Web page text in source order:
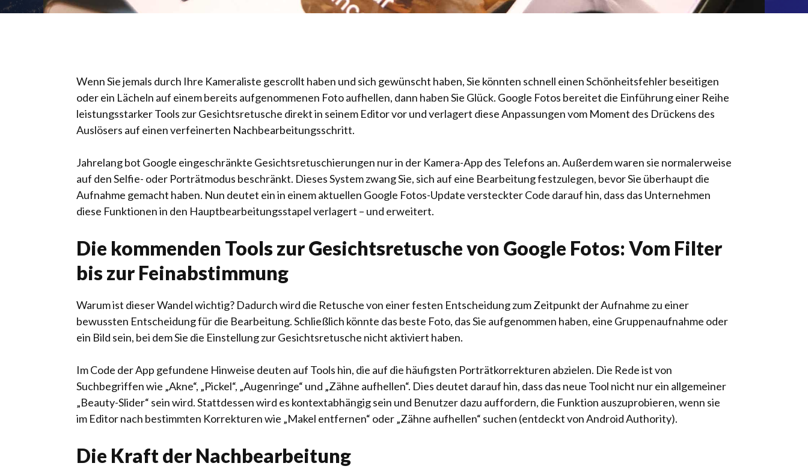
Wenn Sie jemals durch Ihre Kameraliste gescrollt haben und sich gewünscht haben, Sie könnten schnell einen Schönheitsfehler beseitigen
oder ein Lächeln auf einem bereits aufgenommenen Foto aufhellen, dann haben Sie Glück. Google Fotos bereitet die Einführung einer Reihe
leistungsstarker Tools zur Gesichtsretusche direkt in seinem Editor vor und verlagert diese Anpassungen vom Moment des Drückens des
Auslösers auf einen verfeinerten Nachbearbeitungsschritt.
Jahrelang bot Google eingeschränkte Gesichtsretuschierungen nur in der Kamera-App des Telefons an. Außerdem waren sie normalerweise
auf den Selfie- oder Porträtmodus beschränkt. Dieses System zwang Sie, sich auf eine Bearbeitung festzulegen, bevor Sie überhaupt die
Aufnahme gemacht haben. Nun deutet ein in einem aktuellen Google Fotos-Update versteckter Code darauf hin, dass das Unternehmen
diese Funktionen in den Hauptbearbeitungsstapel verlagert – und erweitert.
Die kommenden Tools zur Gesichtsretusche von Google Fotos: Vom Filter
bis zur Feinabstimmung
Warum ist dieser Wandel wichtig? Dadurch wird die Retusche von einer festen Entscheidung zum Zeitpunkt der Aufnahme zu einer
bewussten Entscheidung für die Bearbeitung. Schließlich könnte das beste Foto, das Sie aufgenommen haben, eine Gruppenaufnahme oder
ein Bild sein, bei dem Sie die Einstellung zur Gesichtsretusche nicht aktiviert haben.
Im Code der App gefundene Hinweise deuten auf Tools hin, die auf die häufigsten Porträtkorrekturen abzielen. Die Rede ist von
Suchbegriffen wie „Akne“, „Pickel“, „Augenringe“ und „Zähne aufhellen“. Dies deutet darauf hin, dass das neue Tool nicht nur ein allgemeiner
„Beauty-Slider“ sein wird. Stattdessen wird es kontextabhängig sein und Benutzer dazu auffordern, die Funktion auszuprobieren, wenn sie
im Editor nach bestimmten Korrekturen wie „Makel entfernen“ oder „Zähne aufhellen“ suchen (entdeckt von Android Authority).
Die Kraft der Nachbearbeitung